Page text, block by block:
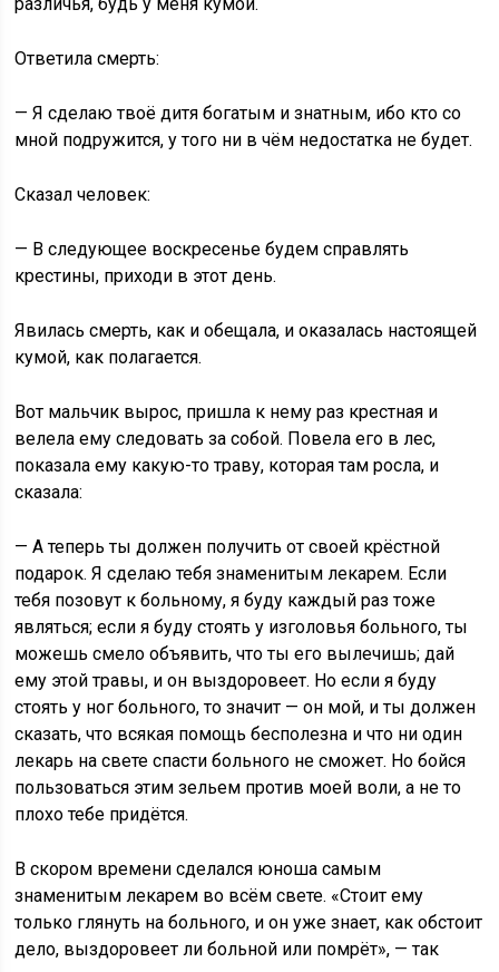
Ответила смерть:
— Я сделаю твоё дитя богатым и знатным, ибо кто со
мной подружится, у того ни в чём недостатка не будет.
Сказал человек:
— В следующее воскресенье будем справлять
крестины, приходи в этот день.
Явилась смерть, как и обещала, и оказалась настоящей
кумой, как полагается.
Вот мальчик вырос, пришла к нему раз крестная и
велела ему следовать за собой. Повела его в лес,
показала ему какую-то траву, которая там росла, и
сказала:
— А теперь ты должен получить от своей крёстной
подарок. Я сделаю тебя знаменитым лекарем. Если
тебя позовут к больному, я буду каждый раз тоже
являться; если я буду стоять у изголовья больного, ты
можешь смело объявить, что ты его вылечишь; дай
ему этой травы, и он выздоровеет. Но если я буду
стоять у ног больного, то значит — он мой, и ты должен
сказать, что всякая помощь бесполезна и что ни один
лекарь на свете спасти больного не сможет. Но бойся
пользоваться этим зельем против моей воли, а не то
плохо тебе придётся.
В скором времени сделался юноша самым
знаменитым лекарем во всём свете. «Стоит ему
только глянуть на больного, и он уже знает, как обстоит
дело, выздоровеет ли больной или помрёт», — так